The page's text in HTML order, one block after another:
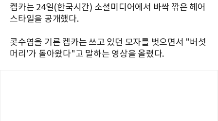
켑카는 24일(한국시간) 소셜미디어에서 바싹 깎은 헤어
스타일을 공개했다.
콧수염을 기른 켑카는 쓰고 있던 모자를 벗으면서 "버섯
머리'가 돌아왔다"고 말하는 영상을 올렸다.